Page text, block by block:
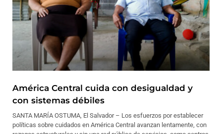
América Central cuida con desigualdad y
con sistemas débiles
SANTA MARÍA OSTUMA, El Salvador – Los esfuerzos por establecer
políticas sobre cuidados en América Central avanzan lentamente, con